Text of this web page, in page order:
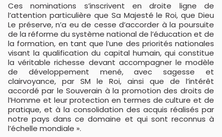
Ces nominations s’inscrivent en droite ligne de
l’attention particulière que Sa Majesté le Roi, que Dieu
Le préserve, n’a eu de cesse d’accorder à la poursuite
de la réforme du système national de l’éducation et de
la formation, en tant que l’une des priorités nationales
visant la qualification du capital humain, qui constitue
la véritable richesse devant accompagner le modèle
de développement mené, avec sagesse et
clairvoyance, par SM le Roi, ainsi que de l’intérêt
accordé par le Souverain à la promotion des droits de
l’Homme et leur protection en termes de culture et de
pratique, et à la consolidation des acquis réalisés par
notre pays dans ce domaine et qui sont reconnus à
l’échelle mondiale ».